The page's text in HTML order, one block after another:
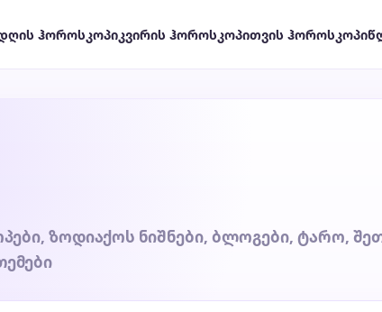
ჰოროსკოპიკვირის ჰოროსკოპითვის ჰოროსკოპი
ზოდიაქოს ნიშნები, ბლოგები, ტარო,